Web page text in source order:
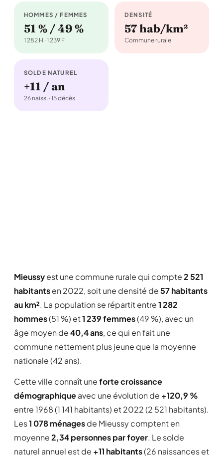
HOMMES / FEMMES
51 % / 49 %
1 282 H · 1 239 F
DENSITÉ
57 hab/km²
Commune rurale
SOLDE NATUREL
+11 / an
26 naiss. · 15 décès
Mieussyest une commune rurale qui compte2 521
habitantsen 2022, soit une densité de57 habitants
au km². La population se répartit entre1 282
hommes(51 %) et1 239 femmes(49 %), avec un
âge moyen de40,4 ans, ce qui en fait une
commune nettement plus jeune que la moyenne
nationale (42 ans).
Cette ville connaît uneforte croissance
démographiqueavec une évolution de +120,9 %
entre 1968 (1 141 habitants) et 2022 (2 521 habitants).
Les1 078 ménagesde Mieussy comptent en
moyenne2,34 personnes par foyer. Le solde
naturel annuel est de +11 habitants(26 naissances et